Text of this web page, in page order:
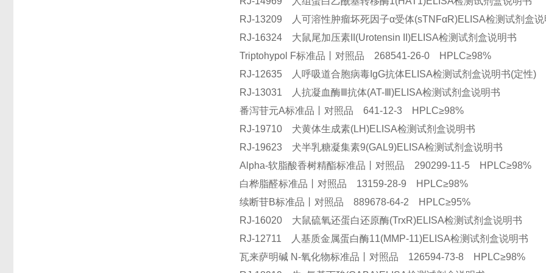
RJ-13209 人可溶性肿瘤坏死因子α受体(sTNFαR)ELISA检测试剂盒
RJ-16324 大鼠尾加压素II(Urotensin II)ELISA检测试剂盒说明书
Triptohypol F标准品丨对照品 268541-26-0 HPLC≥98%
RJ-12635 人呼吸道合胞病毒IgG抗体ELISA检测试剂盒说明书(定性)
RJ-13031 人抗凝血酶Ⅲ抗体(AT-Ⅲ)ELISA检测试剂盒说明书
番泻苷元A标准品丨对照品 641-12-3 HPLC≥98%
RJ-19710 犬黄体生成素(LH)ELISA检测试剂盒说明书
RJ-19623 犬半乳糖凝集素9(GAL9)ELISA检测试剂盒说明书
Alpha-软脂酸香树精酯标准品丨对照品 290299-11-5 HPLC≥98%
白桦脂醛标准品丨对照品 13159-28-9 HPLC≥98%
续断苷B标准品丨对照品 889678-64-2 HPLC≥95%
RJ-16020 大鼠硫氧还蛋白还原酶(TrxR)ELISA检测试剂盒说明书
RJ-12711 人基质金属蛋白酶11(MMP-11)ELISA检测试剂盒说明书
瓦来萨明碱 N-氧化物标准品丨对照品 126594-73-8 HPLC≥98%